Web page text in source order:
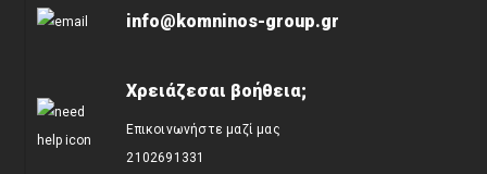
info@komninos-group.gr
Χρειάζεσαι βοήθεια;
Επικοινωνήστε μαζί μας
2102691331